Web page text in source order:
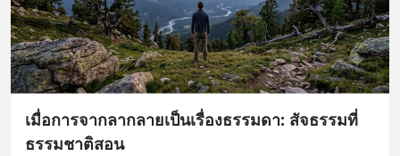
เมื่อการจากลากลายเป็นเรื่องธรรมดา: สัจธรรมที่
ธรรมชาติสอน